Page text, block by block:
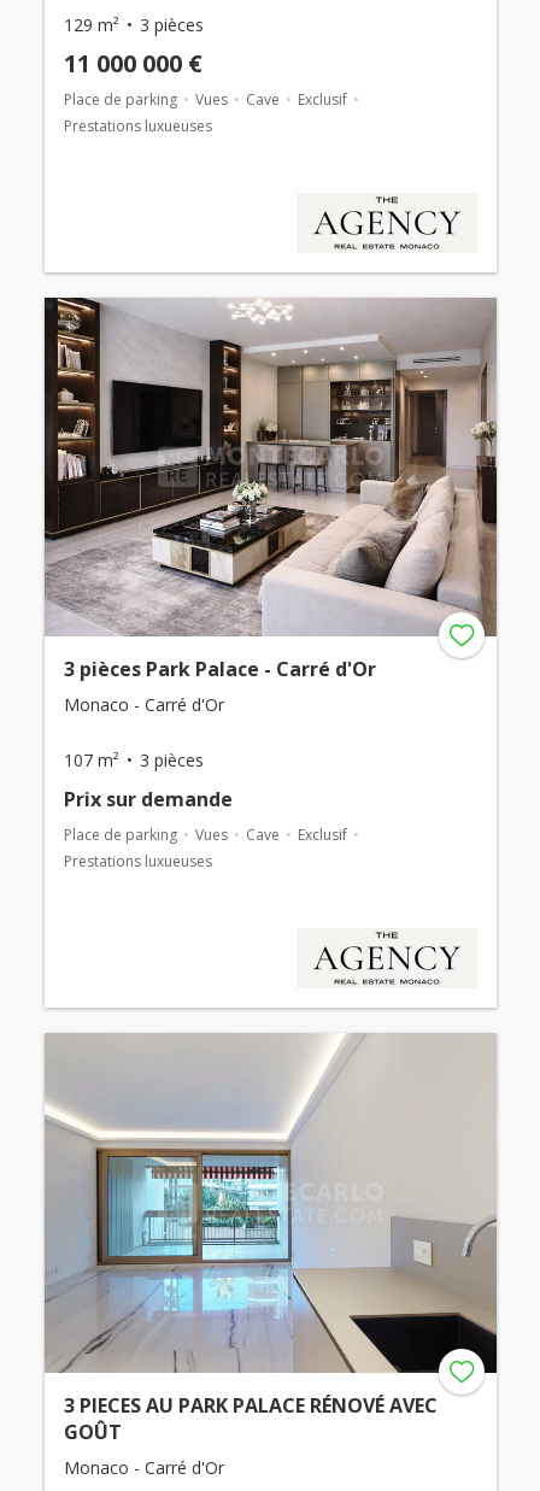
129 m² 3 pièces
11 000 000 €
Place de parking Vues Cave
Exclusif
Prestations luxueuses
3 pièces Park Palace - Carré d'Or
Monaco - Carré d'Or
107 m² 3 pièces
Prix ​​sur demande
Place de parking Vues Cave
Exclusif
Prestations luxueuses
3 PIECES AU PARK PALACE RÉNOVÉ AVEC
GOÛT
Monaco - Carré d'Or